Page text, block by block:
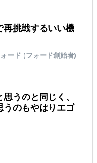
再挑戦するいい機
ード (フォード創始者)
うのと同じく、
うのもやはりエゴ